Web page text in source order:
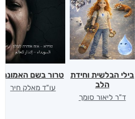
בילי הבלשית וחידת
הלב
ד"ר ליאור סומך
טרור בשם האמונה
עו"ד מאלק חיר